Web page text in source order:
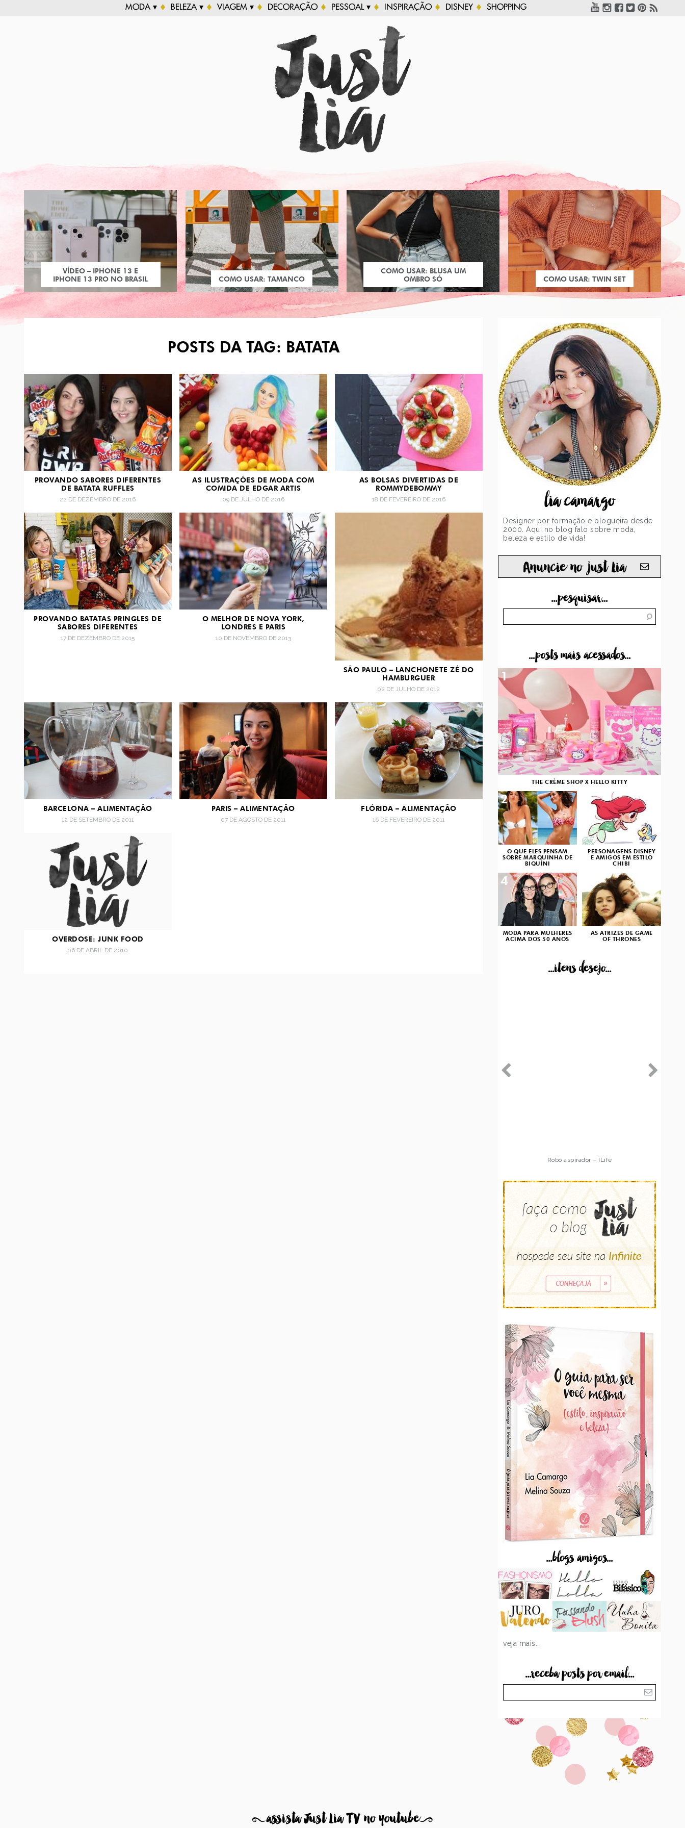
MODA ▾ BELEZA ▾ VIAGEM ▾ DECORAÇÃO PESSOAL ▾ INSPIRAÇÃO DISNEY SHOPPING
VÍDEO – IPHONE 13 E
IPHONE 13 PRO NO BRASIL
COMO USAR: TAMANCO
COMO USAR: BLUSA UM
OMBRO SÓ
COMO USAR: TWIN SET
POSTS DA TAG: BATATA
PROVANDO SABORES DIFERENTES
DE BATATA RUFFLES
22 DE DEZEMBRO DE 2016
AS ILUSTRAÇÕES DE MODA COM
COMIDA DE EDGAR ARTIS
09 DE JULHO DE 2016
AS BOLSAS DIVERTIDAS DE
ROMMYDEBOMMY
18 DE FEVEREIRO DE 2016
PROVANDO BATATAS PRINGLES DE
SABORES DIFERENTES
17 DE DEZEMBRO DE 2015
O MELHOR DE NOVA YORK,
LONDRES E PARIS
10 DE NOVEMBRO DE 2013
SÃO PAULO – LANCHONETE ZÉ DO
HAMBURGUER
02 DE JULHO DE 2012
BARCELONA – ALIMENTAÇÃO
12 DE SETEMBRO DE 2011
PARIS – ALIMENTAÇÃO
07 DE AGOSTO DE 2011
FLÓRIDA – ALIMENTAÇÃO
16 DE FEVEREIRO DE 2011
OVERDOSE: JUNK FOOD
06 DE ABRIL DE 2010
lia camargo
Designer por formação e blogueira desde
2000. Aqui no blog falo sobre moda,
beleza e estilo de vida!
Anuncie no just Lia
...pesquisar...
...posts mais acessados...
THE CRÈME SHOP X HELLO KITTY
1
O QUE ELES PENSAM
SOBRE MARQUINHA DE
BIQUÍNI
2
PERSONAGENS DISNEY
E AMIGOS EM ESTILO
CHIBI
3
MODA PARA MULHERES
ACIMA DOS 50 ANOS
4
AS ATRIZES DE GAME
OF THRONES
...itens desejo...
Robô aspirador – ILife
...blogs amigos...
veja mais...
...receba posts por email...
8assista Just Lia TV no youtube9